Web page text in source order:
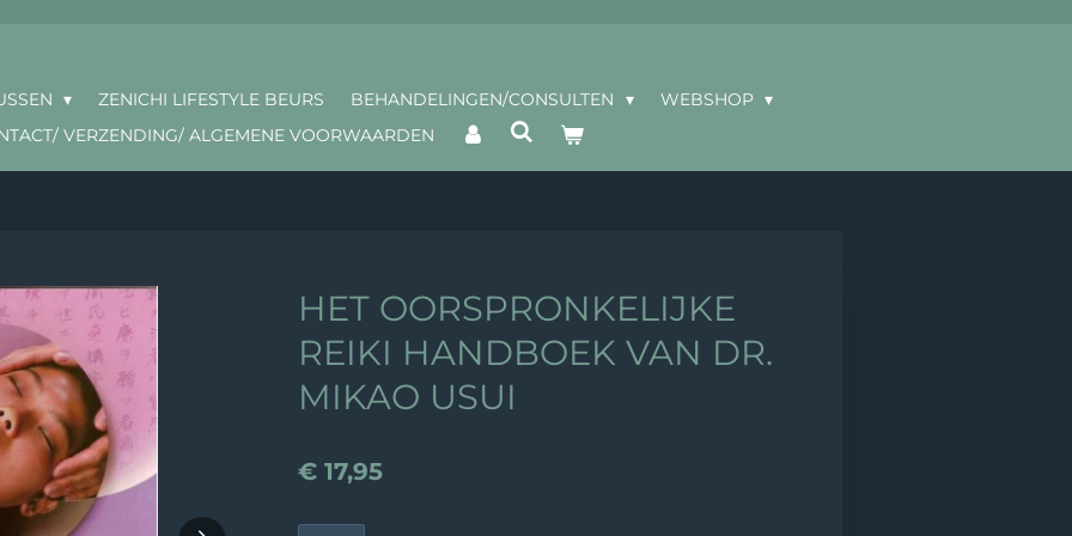
ZENICHI LIFESTYLE BEURS BEHANDELINGEN/CONSULTEN
WEBSHOP
VERZENDING/ ALGEMENE VOORWAARDEN
HET OORSPRONKELIJKE
REIKI HANDBOEK VAN DR.
MIKAO USUI
€ 17,95